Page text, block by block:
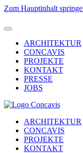
Zum Hauptinhalt
ARCHITEKTUR
CONCAVIS
PROJEKTE
KONTAKT
PRESSE
JOBS
ARCHITEKTUR
CONCAVIS
PROJEKTE
KONTAKT